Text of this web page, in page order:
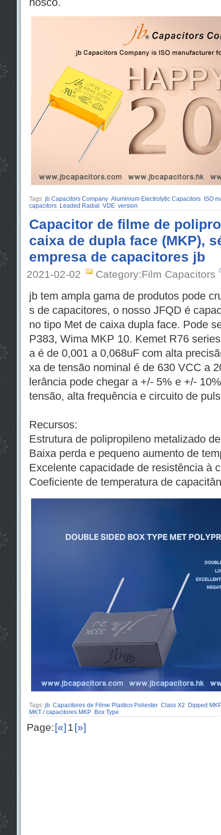
Tags: jb Capacitors Company Aluminium Electrolytic Capacitors
ISO
capacitors
Leaded Radial VDE version
Capacitor de filme de
caixa de dupla face (MKP),
empresa de capacitores jb
2021-02-02 Category:Film Capacitors
jb tem ampla gama de produtos pode
s de capacitores, o nosso JFQD é
no tipo Met de caixa dupla face. Pode
P383, Wima MKP 10. Kemet R76
a é de 0,001 a 0,068uF com alta
xa de tensão nominal é de 630 VCC a
lerância pode chegar a +/- 5% e +/-
tensão, alta frequência e circuito de
Recursos:
Estrutura de polipropileno metalizado
Baixa perda e pequeno aumento de
Excelente capacidade de resistência à
Coeficiente de temperatura de
Tags: jb Capacitores de Filme Plastico Poliester Class X2
Dipped
MKT / capacitores MKP
Box Type
Page:[«]1[»]